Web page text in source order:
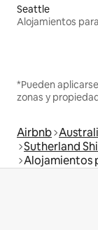
Seattle
*Pueden
zonas y
Airbnb
Sutherland
Alojamientos